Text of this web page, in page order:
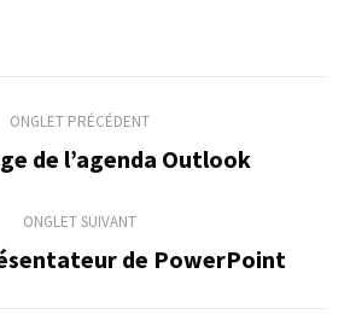
ONGLET PRÉCÉDENT
Onglet
de l’agenda Outlook
ONGLET SUIVANT
Ongletde PowerPoint